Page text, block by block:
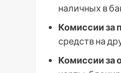
наличных в
Комиссии за
средств на
Комиссии за